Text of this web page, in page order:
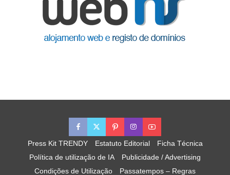
Press Kit TRENDY Estatuto Editorial
Ficha Técnica
Política de utilização de IA
Publicidade / Advertising
Condições de Utilização
Passatempos – Regras